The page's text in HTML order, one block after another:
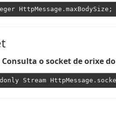
Consulta o socket de orixe